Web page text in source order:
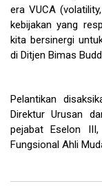
era VUCA
kebijakan yang
kita bersinergi
di Ditjen Bimas
Pelantikan
Direktur Urusan
pejabat Eselon
Fungsional Ahli